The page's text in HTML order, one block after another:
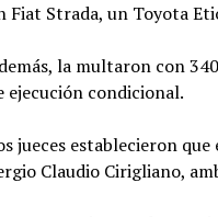
Fiat Strada, un Toyota
la multaron con
ejecución condicional.
jueces establecieron
Claudio Cirigliano,